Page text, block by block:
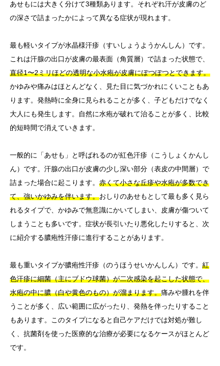
あせもには大きく分けて3種類あります。それぞれ汗が皮膚のど
の深さで詰まったかによって異なる症状が現れます。
最も軽いタイプが水晶様汗疹（すいしょうようかんしん）です。
これは汗腺の出口が皮膚の最表面（角質層）で詰まった状態で、
直径1〜2ミリほどの透明な小水疱が皮膚にぽつぽつとできます。
かゆみや痛みはほとんどなく、見た目に気づかれにくいこともあ
ります。発熱時に全身に見られることが多く、子どもだけでなく
大人にも発生します。自然に水疱が破れて治ることが多く、比較
的短時間で消えていきます。
一般的に「あせも」と呼ばれるのが紅色汗疹（こうしょくかんし
ん）です。汗腺の出口が皮膚の少し深い部分（表皮の中間層）で
詰まった場合に起こります。 赤くて小さな丘疹や水疱が多数でき
て、強いかゆみを伴います。おしりのあせもとして最も多く見ら
れるタイプで、かゆみで無意識にかいてしまい、皮膚が傷ついて
しまうことも多いです。症状が長引いたり悪化したりすると、次
に紹介する膿疱性汗疹に進行することがあります。
最も重いタイプが膿疱性汗疹（のうほうせいかんしん）です。 紅
色汗疹に細菌（主にブドウ球菌）が二次感染を起こした状態で、
水疱の中に膿（白や黄色のもの）が溜まります。痛みや腫れを伴
うことが多く、広い範囲に広がったり、発熱を伴ったりすること
もあります。このタイプになると自己ケアだけでは対処が難し
く、抗菌剤を使った医療的な治療が必要になるケースがほとんど
です。